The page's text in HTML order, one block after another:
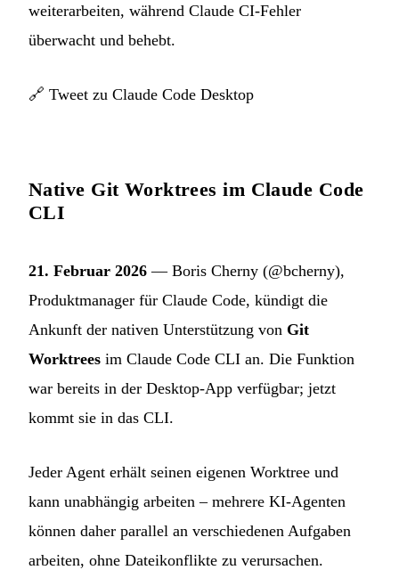
weiterarbeiten, während Claude CI-Fehler
überwacht und behebt.
🔗 Tweet zu Claude Code Desktop
Native Git Worktrees im Claude Code
CLI
21. Februar 2026 — Boris Cherny (@bcherny),
Produktmanager für Claude Code, kündigt die
Ankunft der nativen Unterstützung von Git
Worktrees im Claude Code CLI an. Die Funktion
war bereits in der Desktop-App verfügbar; jetzt
kommt sie in das CLI.
Jeder Agent erhält seinen eigenen Worktree und
kann unabhängig arbeiten – mehrere KI-Agenten
können daher parallel an verschiedenen Aufgaben
arbeiten, ohne Dateikonflikte zu verursachen.